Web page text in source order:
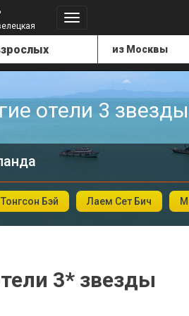
отели 3 звезды
Тонгсон Бэй Лаем Сет Бич
3* звезды